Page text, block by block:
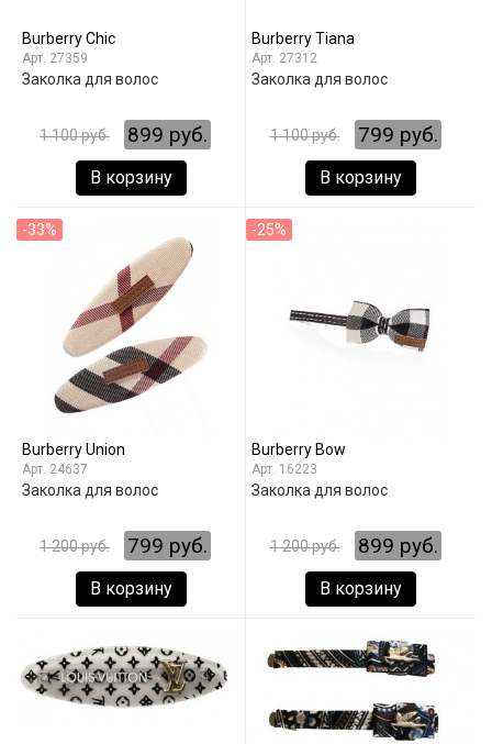
Burberry Chic
27359
Заколка для волос
1 100 руб. 899 руб.
В корзину
Burberry Tiana
27312
Заколка для волос
1 100 руб. 799 руб.
В корзину
-33%
Burberry Union
24637
Заколка для волос
1 200 руб. 799 руб.
В корзину
-25%
Burberry Bow
16223
Заколка для волос
1 200 руб. 899 руб.
В корзину